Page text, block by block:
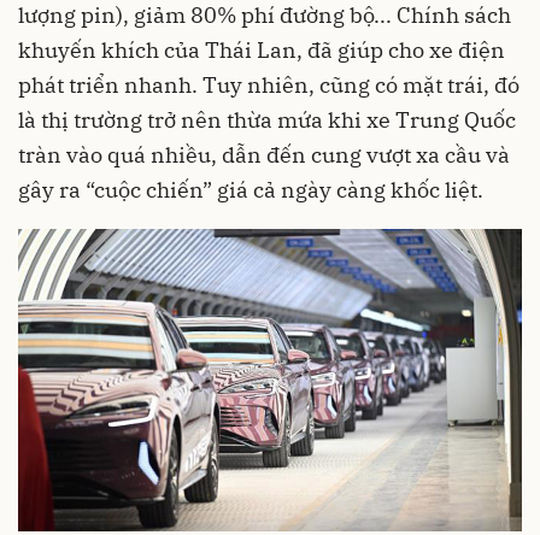
lượng pin), giảm 80% phí đường bộ... Chính sách
khuyến khích của Thái Lan, đã giúp cho xe điện
phát triển nhanh. Tuy nhiên, cũng có mặt trái, đó
là thị trường trở nên thừa mứa khi xe Trung Quốc
tràn vào quá nhiều, dẫn đến cung vượt xa cầu và
gây ra “cuộc chiến” giá cả ngày càng khốc liệt.